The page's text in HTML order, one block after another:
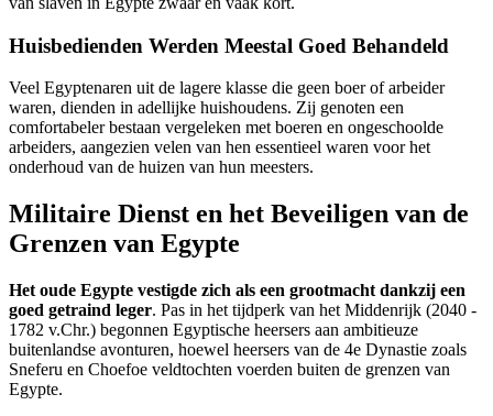
Huisbedienden Werden Meestal Goed Behandeld
Veel Egyptenaren uit de lagere klasse die geen boer of arbeider
waren, dienden in adellijke huishoudens. Zij genoten een
comfortabeler bestaan vergeleken met boeren en ongeschoolde
arbeiders, aangezien velen van hen essentieel waren voor het
onderhoud van de huizen van hun meesters.
Militaire Dienst en het Beveiligen van de
Grenzen van Egypte
Het oude Egypte vestigde zich als een grootmacht dankzij een
goed getraind leger. Pas in het tijdperk van het Middenrijk (2040 -
1782 v.Chr.) begonnen Egyptische heersers aan ambitieuze
buitenlandse avonturen, hoewel heersers van de 4e Dynastie zoals
Sneferu en Choefoe veldtochten voerden buiten de grenzen van
Egypte.